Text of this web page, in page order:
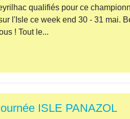
qualifiés pour ce
l'Isle ce week end 30 - 31 mai.
! Tout le...
ISLE PANAZOL